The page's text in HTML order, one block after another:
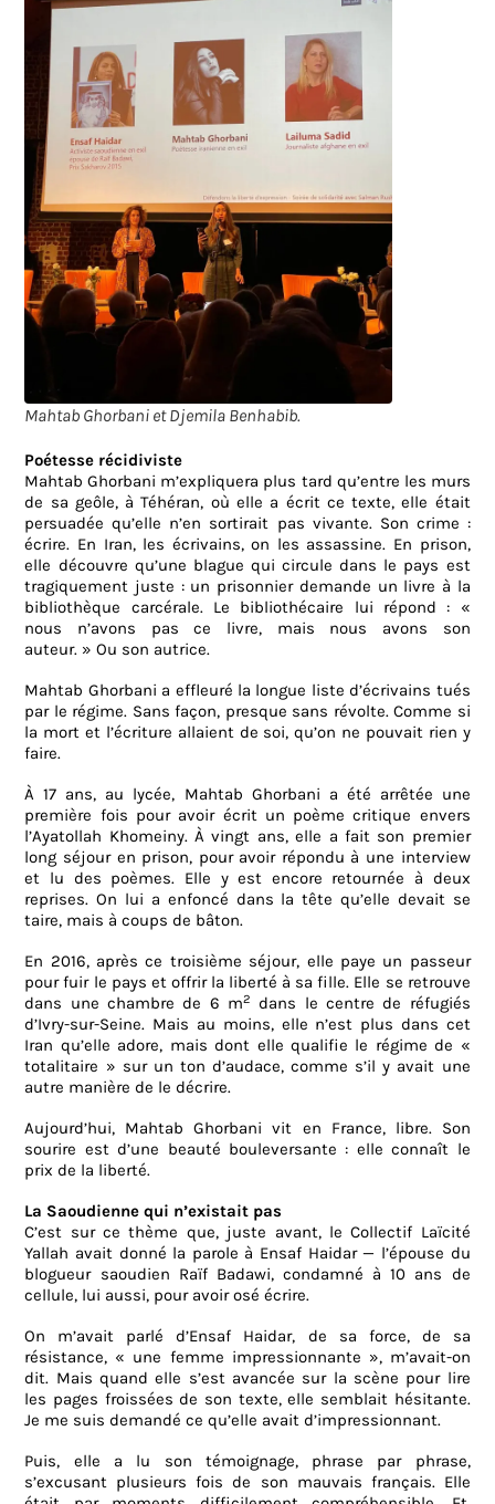
Mahtab Ghorbani et Djemila Benhabib.
Poétesse récidiviste
Mahtab Ghorbani m’expliquera plus tard qu’entre les murs
de sa geôle, à Téhéran, où elle a écrit ce texte, elle était
persuadée qu’elle n’en sortirait pas vivante. Son crime :
écrire. En Iran, les écrivains, on les assassine. En prison,
elle découvre qu’une blague qui circule dans le pays est
tragiquement juste : un prisonnier demande un livre à la
bibliothèque carcérale. Le bibliothécaire lui répond : «
nous n’avons pas ce livre, mais nous avons son
auteur. » Ou son autrice.
Mahtab Ghorbani a effleuré la longue liste d’écrivains tués
par le régime. Sans façon, presque sans révolte. Comme si
la mort et l’écriture allaient de soi, qu’on ne pouvait rien y
faire.
À 17 ans, au lycée, Mahtab Ghorbani a été arrêtée une
première fois pour avoir écrit un poème critique envers
l’Ayatollah Khomeiny. À vingt ans, elle a fait son premier
long séjour en prison, pour avoir répondu à une interview
et lu des poèmes. Elle y est encore retournée à deux
reprises. On lui a enfoncé dans la tête qu’elle devait se
taire, mais à coups de bâton.
En 2016, après ce troisième séjour, elle paye un passeur
pour fuir le pays et offrir la liberté à sa fille. Elle se retrouve
dans une chambre de 6 m2
dans le centre de réfugiés
d’Ivry-sur-Seine. Mais au moins, elle n’est plus dans cet
Iran qu’elle adore, mais dont elle qualifie le régime de «
totalitaire » sur un ton d’audace, comme s’il y avait une
autre manière de le décrire.
Aujourd’hui, Mahtab Ghorbani vit en France, libre. Son
sourire est d’une beauté bouleversante : elle connaît le
prix de la liberté.
La Saoudienne qui n’existait pas
C’est sur ce thème que, juste avant, le Collectif Laïcité
Yallah avait donné la parole à Ensaf Haidar — l’épouse du
blogueur saoudien Raïf Badawi, condamné à 10 ans de
cellule, lui aussi, pour avoir osé écrire.
On m’avait parlé d’Ensaf Haidar, de sa force, de sa
résistance, « une femme impressionnante », m’avait-on
dit. Mais quand elle s’est avancée sur la scène pour lire
les pages froissées de son texte, elle semblait hésitante.
Je me suis demandé ce qu’elle avait d’impressionnant.
Puis, elle a lu son témoignage, phrase par phrase,
s’excusant plusieurs fois de son mauvais français. Elle